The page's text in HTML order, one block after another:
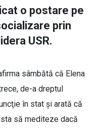
o postare pe
prin
USR.
sâmbătă că Elena
de-a dreptul
în stat şi arată că
să mediteze dacă